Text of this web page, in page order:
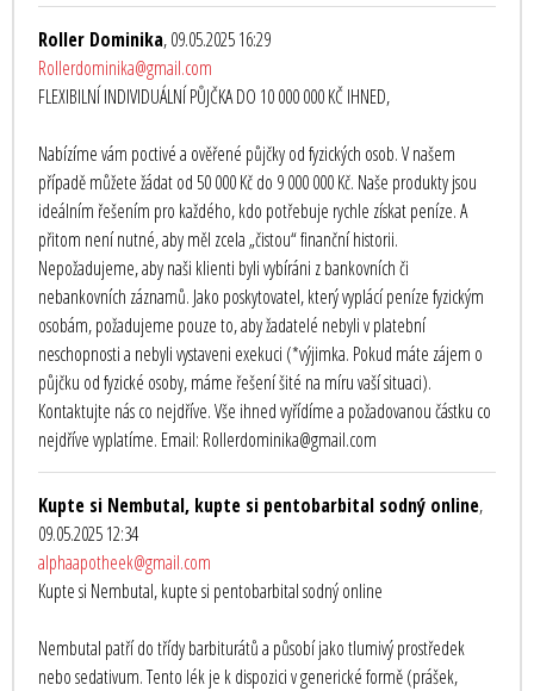
Roller Dominika, 09.05.2025 16:29
Rollerdominika@gmail.com
FLEXIBILNÍ INDIVIDUÁLNÍ PŮJČKA DO 10 000 000 KČ IHNED,
Nabízíme vám poctivé a ověřené půjčky od fyzických osob. V našem
případě můžete žádat od 50 000 Kč do 9 000 000 Kč. Naše produkty jsou
ideálním řešením pro každého, kdo potřebuje rychle získat peníze. A
přitom není nutné, aby měl zcela „čistou“ finanční historii.
Nepožadujeme, aby naši klienti byli vybíráni z bankovních či
nebankovních záznamů. Jako poskytovatel, který vyplácí peníze fyzickým
osobám, požadujeme pouze to, aby žadatelé nebyli v platební
neschopnosti a nebyli vystaveni exekuci (*výjimka. Pokud máte zájem o
půjčku od fyzické osoby, máme řešení šité na míru vaší situaci).
Kontaktujte nás co nejdříve. Vše ihned vyřídíme a požadovanou částku co
nejdříve vyplatíme. Email: Rollerdominika@gmail.com
Kupte si Nembutal, kupte si pentobarbital sodný online,
09.05.2025 12:34
alphaapotheek@gmail.com
Kupte si Nembutal, kupte si pentobarbital sodný online
Nembutal patří do třídy barbiturátů a působí jako tlumivý prostředek
nebo sedativum. Tento lék je k dispozici v generické formě (prášek,